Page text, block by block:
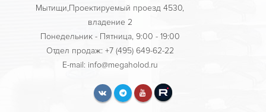
Мытищи,Проектируемый проезд 4530,
владение 2
Понедельник - Пятница, 9:00 - 19:00
Отдел продаж: +7 (495) 649-62-22
E-mail: info@megaholod.ru